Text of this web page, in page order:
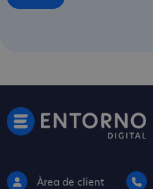
Àrea de client